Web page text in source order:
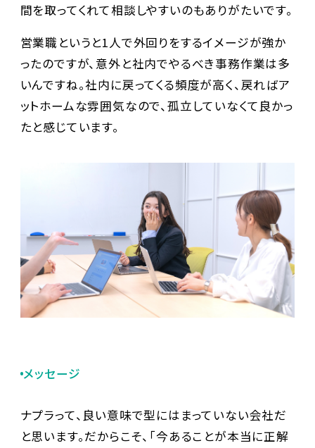
間を取ってくれて相談しやすいのもありがたいです。
営業職というと1人で外回りをするイメージが強か
ったのですが、意外と社内でやるべき事務作業は多
いんですね。社内に戻ってくる頻度が高く、戻ればア
ットホームな雰囲気なので、孤立していなくて良かっ
たと感じています。
メッセージ
ナプラって、良い意味で型にはまっていない会社だ
と思います。だからこそ、「今あることが本当に正解